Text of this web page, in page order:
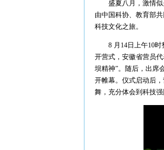
盛夏八月，激情似火
由中国科协、教育部
科技文化之旅。
8 月14日上午10时整
开营式，安徽省营员
坝精神”。随后，出席
开帷幕。仪式启动后
舞，充分体会到科技强